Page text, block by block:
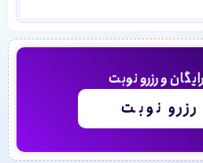
و رزرو نوبت
رزرو نوبت